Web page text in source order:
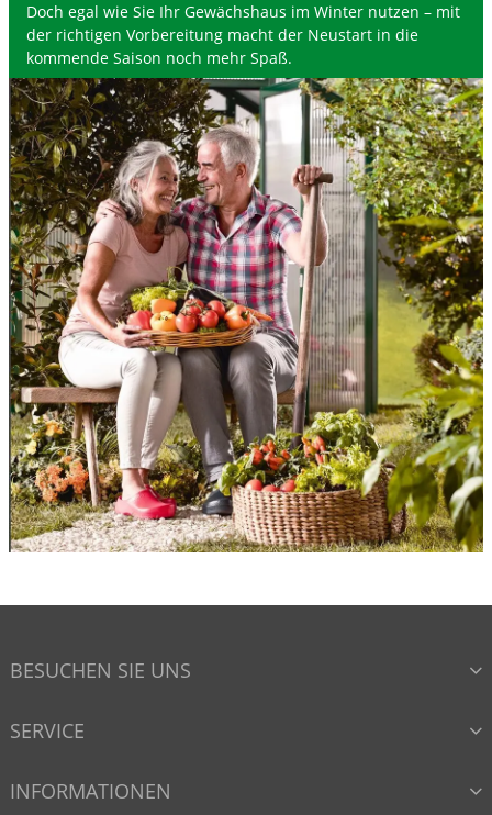
Doch egal wie Sie Ihr Gewächshaus im Winter nutzen – mit
der richtigen Vorbereitung macht der Neustart in die
kommende Saison noch mehr Spaß.
BESUCHEN SIE UNS
SERVICE
INFORMATIONEN